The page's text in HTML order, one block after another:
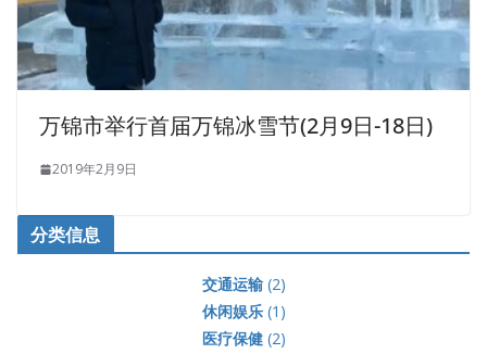
万锦市举行首届万锦冰雪节(2月9日-18日)
2019年2月9日
分类信息
交通运输(2)
休闲娱乐(1)
医疗保健(2)